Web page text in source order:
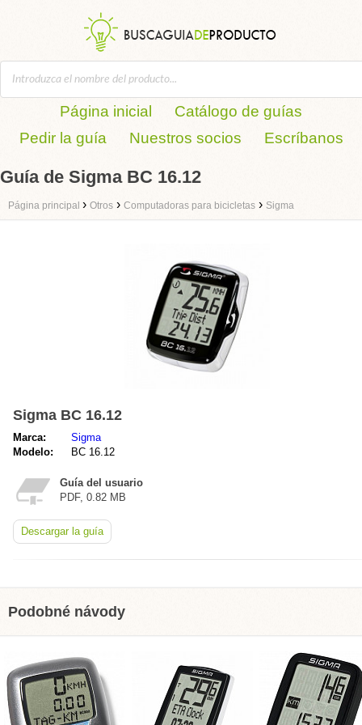
Página inicial
Catálogo de guías
Pedir la guía
Nuestros socios Escríbanos
Guía de Sigma BC 16.12
Página principal › Otros › Computadoras para bicicletas › Sigma
Sigma BC 16.12
Marca:
Sigma
Modelo:
BC 16.12
Guía del usuario
PDF, 0.82 MB
Descargar la guía
Podobné návody